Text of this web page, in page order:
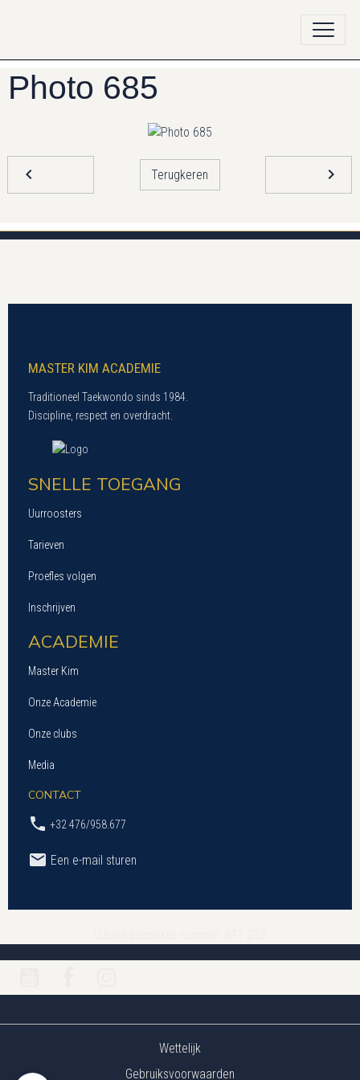
Photo 685
Terugkeren
MASTER KIM ACADEMIE
Traditioneel Taekwondo sinds 1984.
Discipline, respect en overdracht.
SNELLE TOEGANG
Uurroosters
Tarieven
Proefles volgen
Inschrijven
ACADEMIE
Master Kim
Onze Academie
Onze clubs
Media
CONTACT
+32 476/958.677
Een e-mail sturen
Wettelijk
Gebruiksvoorwaarden